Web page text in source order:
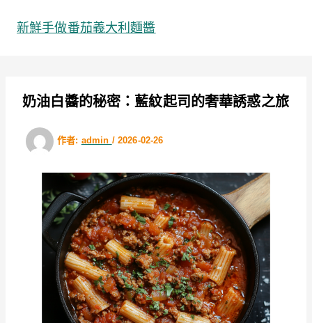
新鮮手做番茄義大利麵醬
奶油白醬的秘密：藍紋起司的奢華誘惑之旅
作者: admin / 2026-02-26